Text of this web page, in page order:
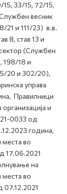
15, 33/15, 72/15,
весник
21 и 111/23) в.в.
8, став 13 и
(Службен
198/18 и
20 и 302/20),
управа
Правилници
и
0033 од
година,
места во
17.06.2021
на
места во
07.12.2021